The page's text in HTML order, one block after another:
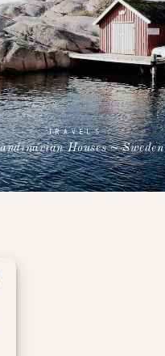
TRAVELS
Houses ~ Sweden